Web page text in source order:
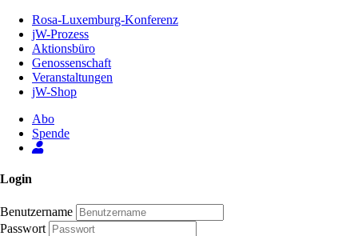
Inhalt
Seite
Rosa-Luxemburg-Konferenz
jW-Prozess
Aktionsbüro
Genossenschaft
Veranstaltungen
jW-Shop
Abo
Spende
Login
Benutzername
Passwort